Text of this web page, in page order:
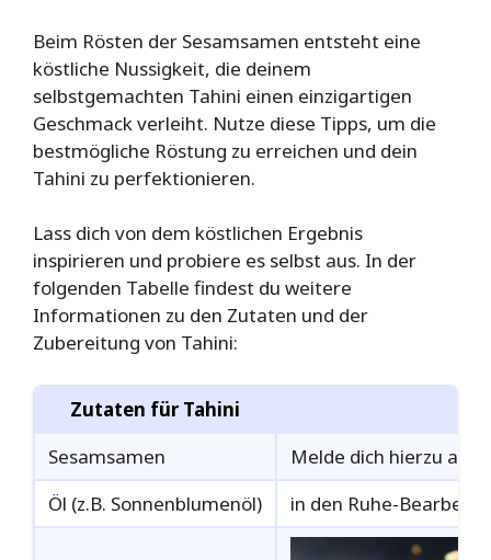
Beim Rösten der Sesamsamen entsteht eine
köstliche Nussigkeit, die deinem
selbstgemachten Tahini einen einzigartigen
Geschmack verleiht. Nutze diese Tipps, um die
bestmögliche Röstung zu erreichen und dein
Tahini zu perfektionieren.
Lass dich von dem köstlichen Ergebnis
inspirieren und probiere es selbst aus. In der
folgenden Tabelle findest du weitere
Informationen zu den Zutaten und der
Zubereitung von Tahini:
Zutaten für Tahini
Sesamsamen
Melde dich hierzu am
Öl (z.B. Sonnenblumenöl)
in den Ruhe-